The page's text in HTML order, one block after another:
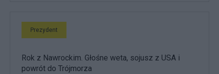
Prezydent
Rok z Nawrockim. Głośne weta, sojusz z USA i
powrót do Trójmorza